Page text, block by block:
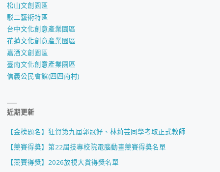
松山文創園區
駁二藝術特區
台中文化創意產業園區
花蓮文化創意產業園區
嘉酒文創園區
臺南文化創意產業園區
信義公民會館(四四南村)
近期更新
【金榜題名】狂賀第九屆郭冠妤、林莉芸同學考取正式教師
【競賽得獎】第22屆技專校院電腦動畫競賽得獎名單
【競賽得獎】2026放視大賞得獎名單